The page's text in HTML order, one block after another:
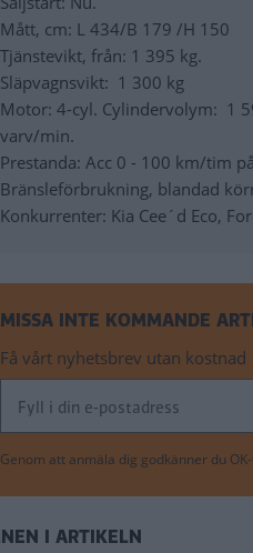
Mått, cm: L 434/B 179 /H 150
Tjänstevikt, från: 1 395 kg.
Släpvagnsvikt: 1 300 kg
Motor: 4-cyl. Cylindervolym: 1
varv/min.
Prestanda: Acc 0 - 100 km/tim
Bränsleförbrukning, blandad
Konkurrenter: Kia Cee´d Eco,
MISSA INTE KOMMANDE
Få vårt nyhetsbrev utan kostnad
Genom att anmäla dig godkänner du
I ARTIKELN